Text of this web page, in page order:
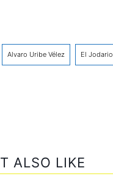
Alvaro Uribe Vélez El Jodario
ALSO LIKE